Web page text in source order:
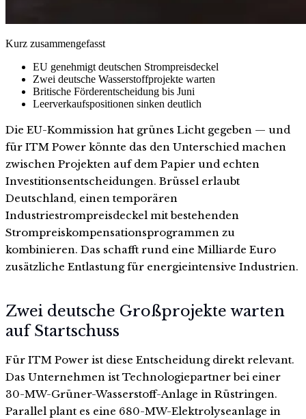
Kurz zusammengefasst
EU genehmigt deutschen Strompreisdeckel
Zwei deutsche Wasserstoffprojekte warten
Britische Förderentscheidung bis Juni
Leerverkaufspositionen sinken deutlich
Die EU-Kommission hat grünes Licht gegeben — und
für ITM Power könnte das den Unterschied machen
zwischen Projekten auf dem Papier und echten
Investitionsentscheidungen. Brüssel erlaubt
Deutschland, einen temporären
Industriestrompreisdeckel mit bestehenden
Strompreiskompensationsprogrammen zu
kombinieren. Das schafft rund eine Milliarde Euro
zusätzliche Entlastung für energieintensive Industrien.
Zwei deutsche Großprojekte warten
auf Startschuss
Für ITM Power ist diese Entscheidung direkt relevant.
Das Unternehmen ist Technologiepartner bei einer
30-MW-Grüner-Wasserstoff-Anlage in Rüstringen.
Parallel plant es eine 680-MW-Elektrolyseanlage in